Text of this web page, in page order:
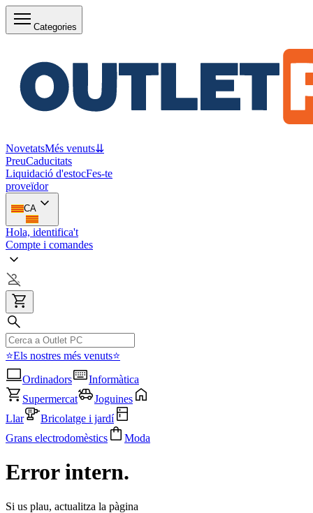
Categories
NovetatsMés venuts⇊
PreuCaducitats
Liquidació d'estocFes-te
proveïdor
CA
Hola, identifica't
Compte i comandes
⭐Els nostres més venuts⭐
Ordinadors
Informàtica
Supermercat
Joguines
Llar
Bricolatge i jardí
Grans electrodomèstics
Moda
Error intern.
Si us plau, actualitza la pàgina